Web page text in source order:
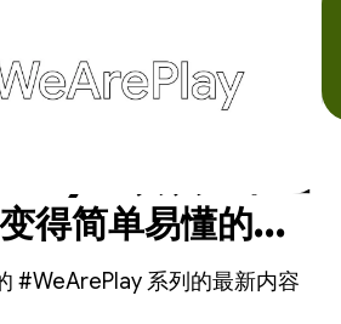
：认识一下让
得简单易懂的创
#WeArePlay 系列的最新内容